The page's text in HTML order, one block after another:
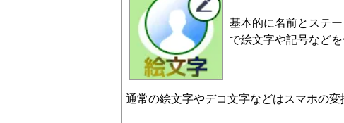
基本的に名前とステ
で絵文字や記号など
通常の絵文字やデコ文字などはスマホの変